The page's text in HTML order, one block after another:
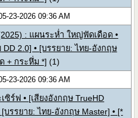
23-2026 09:36 AM
: แผนระห่ำ ใหญ่ฟัดเดือด •
2.0] • [บรรยาย: ไทย-อังกฤษ
+ กระหึ่ม *] (1)
23-2026 09:36 AM
ซิร์ฟ • [เสียงอังกฤษ TrueHD
บรรยาย: ไทย-อังกฤษ Master] • [*